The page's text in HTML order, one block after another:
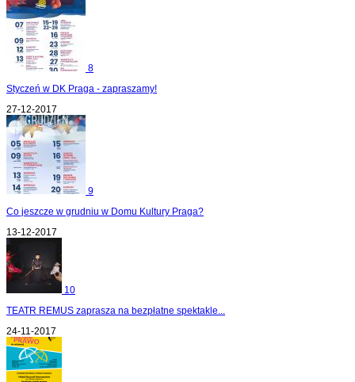
8
Styczeń w DK Praga - zapraszamy!
27-12-2017
9
Co jeszcze w grudniu w Domu Kultury Praga?
13-12-2017
10
TEATR REMUS zaprasza na bezpłatne spektakle...
24-11-2017